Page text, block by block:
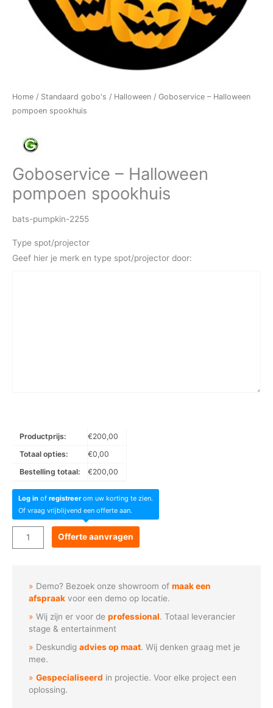
Home / Standaard gobo's / Halloween / Goboservice – Halloween
pompoen spookhuis
Goboservice – Halloween
pompoen spookhuis
bats-pumpkin-2255
Type spot/projector
Geef hier je merk en type spot/projector door:
Productprijs: €200,00
Totaal opties:
€0,00
Bestelling totaal:
€200,00
Log in of registreerom uw korting te zien.
Of vraag vrijblijvend een offerte aan.
Goboservice
-
spookhuis
Offerte aanvragen
Demo? Bezoek onze showroom ofmaak een
afspraak voor een demo op locatie.
Wij zijn er voor deprofessional. Totaal leverancier
stage & entertainment
Deskundigadvies op maat. Wij denken graag met je
mee.
Gespecialiseerd in projectie. Voor elke project een
oplossing.